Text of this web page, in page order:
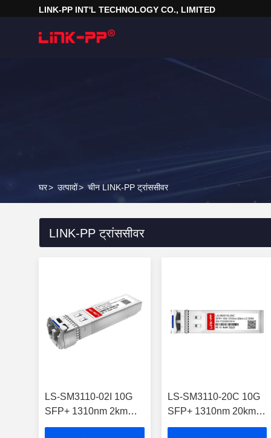
LINK-PP INT'L TECHNOLOGY CO., LIMITED
घर> उत्पादों> चीन LINK-PP ट्रांससीवर
LINK-PP ट्रांससीवर
LS-SM3110-02I 10G
SFP+ 1310nm 2km
DOM डुप्लेक्स LC SMF
LS-SM3110-20C 10G
SFP+ 1310nm 20km
डुप्लेक्स LC DOM SMF